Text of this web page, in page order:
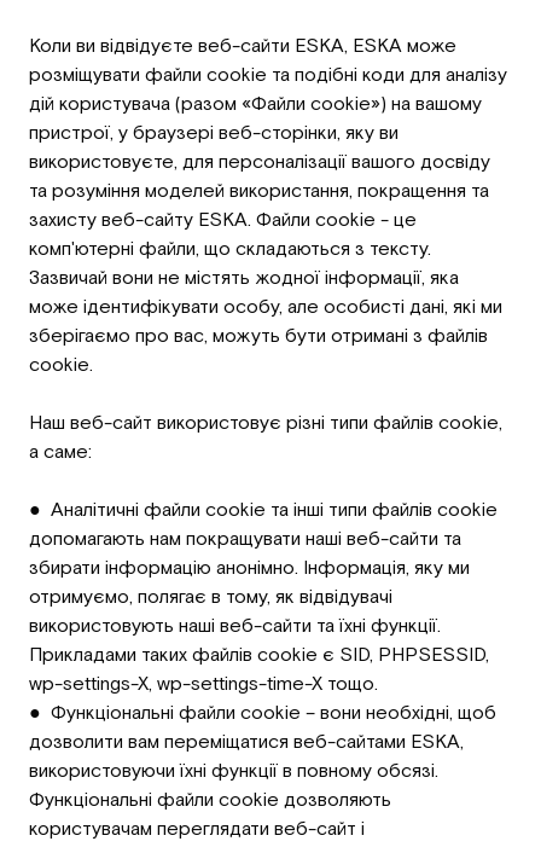
Коли ви відвідуєте веб-сайти ESKA, ESKA може
розміщувати файли cookie та подібні коди для аналізу
дій користувача (разом «Файли cookie») на вашому
пристрої, у браузері веб-сторінки, яку ви
використовуєте, для персоналізації вашого досвіду
та розуміння моделей використання, покращення та
захисту веб-сайту ESKA. Файли cookie - це
комп'ютерні файли, що складаються з тексту.
Зазвичай вони не містять жодної інформації, яка
може ідентифікувати особу, але особисті дані, які ми
зберігаємо про вас, можуть бути отримані з файлів
cookie.
Наш веб-сайт використовує різні типи файлів cookie,
а саме:
● Аналітичні файли cookie та інші типи файлів cookie
допомагають нам покращувати наші веб-сайти та
збирати інформацію анонімно. Інформація, яку ми
отримуємо, полягає в тому, як відвідувачі
використовують наші веб-сайти та їхні функції.
Прикладами таких файлів cookie є SID, PHPSESSID,
wp-settings-X, wp-settings-time-X тощо.
● Функціональні файли cookie – вони необхідні, щоб
дозволити вам переміщатися веб-сайтами ESKA,
використовуючи їхні функції в повному обсязі.
Функціональні файли cookie дозволяють
користувачам переглядати веб-сайт і